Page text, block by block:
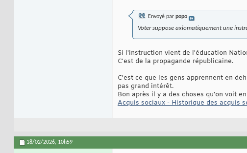
Envoyé par popo
Voter suppose axiomatiquement une
Si l'instruction vient de l'éducation
C'est de la propagande républicaine.
C'est ce que les gens apprennent en
pas grand intérêt.
Bon après il y a des choses qu'on voit
Acquis sociaux - Historique des acquis
18/02/2026, 10h59